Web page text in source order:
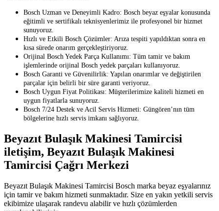
Bosch Uzman ve Deneyimli Kadro: Bosch beyaz eşyalar konusunda
eğitimli ve sertifikalı teknisyenlerimiz ile profesyonel bir hizmet
sunuyoruz.
Hızlı ve Etkili Bosch Çözümler: Arıza tespiti yapıldıktan sonra en
kısa sürede onarım gerçekleştiriyoruz.
Orijinal Bosch Yedek Parça Kullanımı: Tüm tamir ve bakım
işlemlerinde orijinal Bosch yedek parçaları kullanıyoruz.
Bosch Garanti ve Güvenilirlik: Yapılan onarımlar ve değiştirilen
parçalar için belirli bir süre garanti veriyoruz.
Bosch Uygun Fiyat Politikası: Müşterilerimize kaliteli hizmeti en
uygun fiyatlarla sunuyoruz.
Bosch 7/24 Destek ve Acil Servis Hizmeti: Güngören’nın tüm
bölgelerine hızlı servis imkanı sağlıyoruz.
Beyazıt Bulaşık Makinesi Tamircisi
iletişim, Beyazıt Bulaşık Makinesi
Tamircisi Çağrı Merkezi
Beyazıt Bulaşık Makinesi Tamircisi Bosch marka beyaz eşyalarınız
için tamir ve bakım hizmeti sunmaktadır. Size en yakın yetkili servis
ekibimize ulaşarak randevu alabilir ve hızlı çözümlerden